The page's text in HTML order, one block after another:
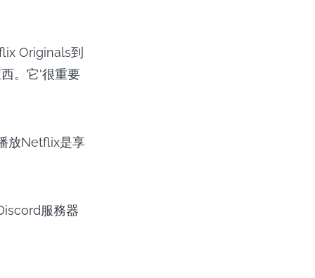
Originals到
。它'很重要
放Netflix是享
服務器